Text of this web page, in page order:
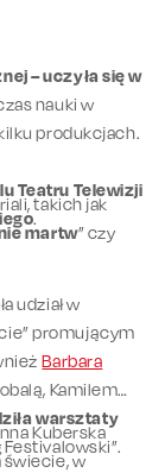
– uczyła się w
nauki w
produkcjach.
Teatru Telewizji
.
takich jak
martw” czy
udział w
promującym
Barbara
Kamilem
warsztaty
Kuberska
świecie, w